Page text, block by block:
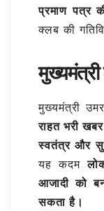
प्रमाण पत्र
क्लब की
मुख्यमंत्री
राहत भरी खबर
स्वतंत्र और
यह कदम
आजादी को
सकता है।